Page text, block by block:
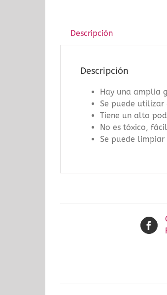
Descripción
Descripción
Hay una amplia
Se puede
Tiene un alto
No es tóxico,
Se puede